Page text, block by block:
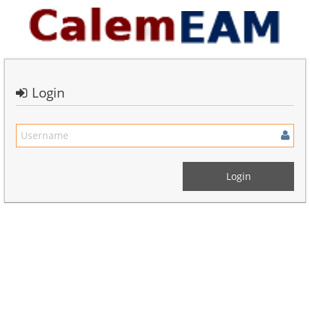
Login